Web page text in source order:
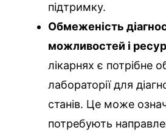
підтримку.
Обмеженість
можливостей і
лікарнях є потрібне
лабораторії для
станів. Це може
потребують